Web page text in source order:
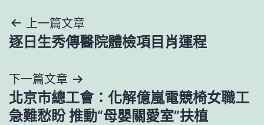
文
章
導
覽
上一篇文章
逐日生秀傳醫院體檢項目肖運程
下一篇文章
北京市總工會：化解億嵐電競椅女職工
急難愁盼 推動“母嬰關愛室”扶植